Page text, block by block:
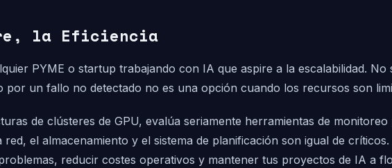
la Eficiencia
PYME o startup trabajando con IA que aspire a la escalabilidad. No
un fallo no detectado no es una opción cuando los recursos son
de clústeres de GPU, evalúa seriamente herramientas de
el almacenamiento y el sistema de planificación son igual de
reducir costes operativos y mantener tus proyectos de IA a